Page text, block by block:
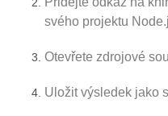
svého projektu
Otevřete zdrojové
Uložit výsledek jako